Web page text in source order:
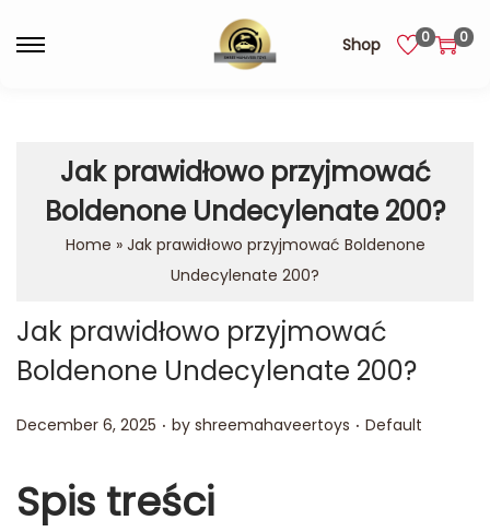
Shop 0 0
Jak prawidłowo przyjmować
Boldenone Undecylenate 200?
Home » Jak prawidłowo przyjmować Boldenone
Undecylenate 200?
Jak prawidłowo przyjmować
Boldenone Undecylenate 200?
Posted on
December 6, 2025 . by shreemahaveertoys . Posted in
Default
Spis treści